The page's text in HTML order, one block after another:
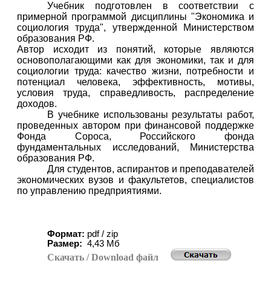
Учебник подготовлен в соответствии с
примерной программой дисциплины "Экономика и
социология труда", утвержденной Министерством
образования РФ.
Автор исходит из понятий, которые являются
основополагающими как для экономики, так и для
социологии труда: качество жизни, потребности и
потенциал человека, эффективность, мотивы,
условия труда, справедливость, распределение
доходов.
В учебнике использованы результаты работ,
проведенных автором при финансовой поддержке
Фонда Сороса, Российского фонда
фундаментальных исследований, Министерства
образования РФ.
Для студентов, аспирантов и преподавателей
экономических вузов и факультетов, специалистов
по управлению предприятиями.
Формат: pdf / zip
Размер: 4,43 Мб
Скачать / Download файл